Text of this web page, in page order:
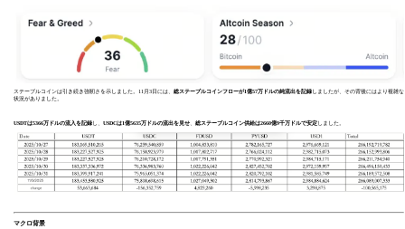
ステーブルコインは引き続き強靭さを示しました。11月3日には、 総ステーブルコインフローが1億57万ドルの純流出を記録しましたが、その背後にはより複雑な
状況がありました。
USDTは5366万ドルの流入を記録し、 USDCは1億5635万ドルの流出を見せ、 総ステーブルコイン供給は2660億9千万ドルで安定しました。
マクロ背景